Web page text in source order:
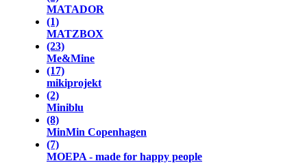
MATADOR
(1)
MATZBOX
(23)
Me&Mine
(17)
mikiprojekt
(2)
Miniblu
(8)
MinMin Copenhagen
(7)
MOEPA - made for happy people